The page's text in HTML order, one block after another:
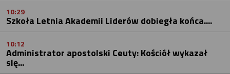
10:29
Szkoła Letnia Akademii Liderów dobiegła końca....
10:12
Administrator apostolski Ceuty: Kościół wykazał
się...